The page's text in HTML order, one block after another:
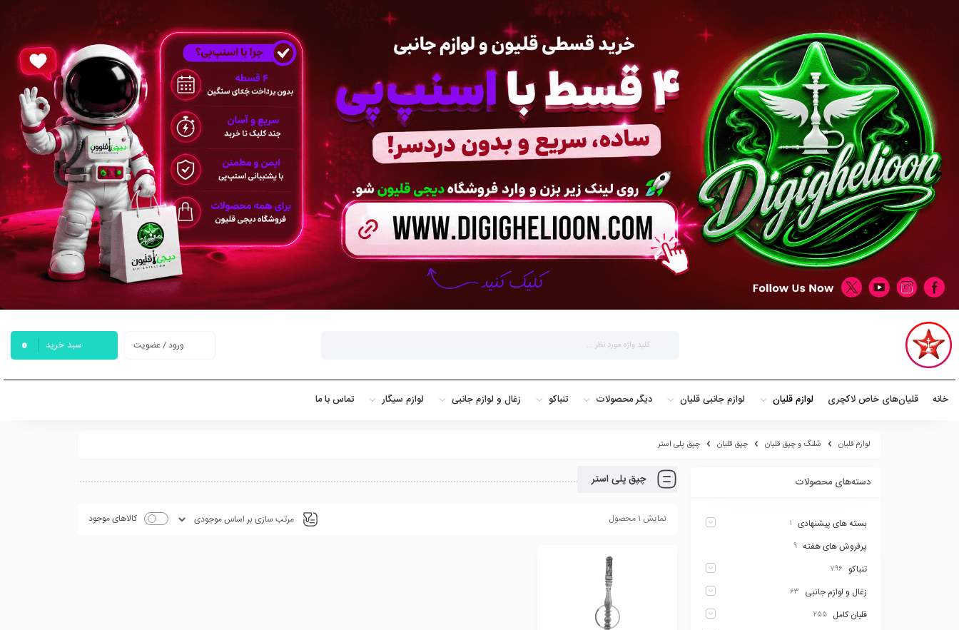
ورود / عضویت سبد خرید 0
خانه قلیان‌های خاص لاکچری لوازم قلیان لوازم جانبی قلیان دیگر محصولات تنباکو زغال و لوازم جانبی لوازم سیگار تماس با ما
لوازم قلیان شلنگ و چپق قلیان چپق قلیان چپق پلی استر
چپق پلی استر
نمایش ۱ محصول کالاهای موجود
دسته‌های محصولات
بسته های پیشنهادی ۱
پرفروش های هفته ۹
تنباکو ۷۹۶
زغال و لوازم جانبی ۶۳
قلیان کامل ۲۵۵